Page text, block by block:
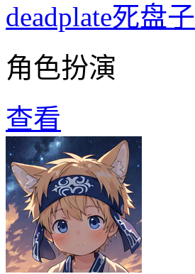
deadplate死盘子
角色扮演
查看